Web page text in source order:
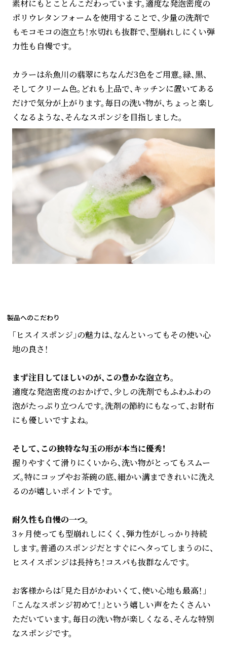
素材にもとことんこだわっています。適度な発泡密度の
ポリウレタンフォームを使用することで、少量の洗剤で
もモコモコの泡立ち！水切れも抜群で、型崩れしにくい弾
力性も自慢です。
カラーは糸魚川の翡翠にちなんだ3色をご用意。緑、黒、
そしてクリーム色。どれも上品で、キッチンに置いてある
だけで気分が上がります。毎日の洗い物が、ちょっと楽し
くなるような、そんなスポンジを目指しました。
製品へのこだわり
「ヒスイスポンジ」の魅力は、なんといってもその使い心
地の良さ！
まず注目してほしいのが、この豊かな泡立ち。
適度な発泡密度のおかげで、少しの洗剤でもふわふわの
泡がたっぷり立つんです。洗剤の節約にもなって、お財布
にも優しいですよね。
そして、この独特な勾玉の形が本当に優秀！
握りやすくて滑りにくいから、洗い物がとってもスムー
ズ。特にコップやお茶碗の底、細かい溝まできれいに洗え
るのが嬉しいポイントです。
耐久性も自慢の一つ。
3ヶ月使っても型崩れしにくく、弾力性がしっかり持続
します。普通のスポンジだとすぐにヘタってしまうのに、
ヒスイスポンジは長持ち！コスパも抜群なんです。
お客様からは「見た目がかわいくて、使い心地も最高！」
「こんなスポンジ初めて！」という嬉しい声をたくさんい
ただいています。毎日の洗い物が楽しくなる、そんな特別
なスポンジです。